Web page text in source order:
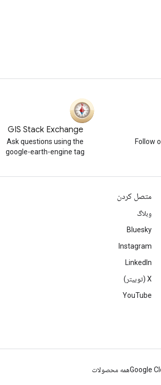
Follow
GIS Stack Exchange
Ask questions using the
google-earth-engine tag
متصل کردن
وبلاگ
Bluesky
Instagram
LinkedIn
‫X (توییتر)
YouTube
Googleهمه محصولات